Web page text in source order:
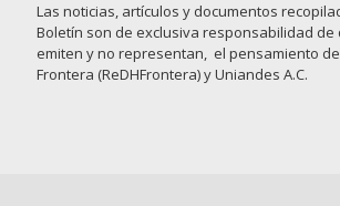
Las noticias, artículos y documentos
Boletín son de exclusiva responsabilidad de
emiten y no representan, el pensamiento
Frontera (ReDHFrontera) y Uniandes A.C.